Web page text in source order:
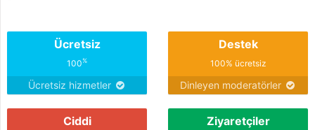
Ücretsiz
100%
Ücretsiz hizmetler
Destek
100% ücretsiz
Dinleyen moderatörler
Ciddi Ziyaretçiler